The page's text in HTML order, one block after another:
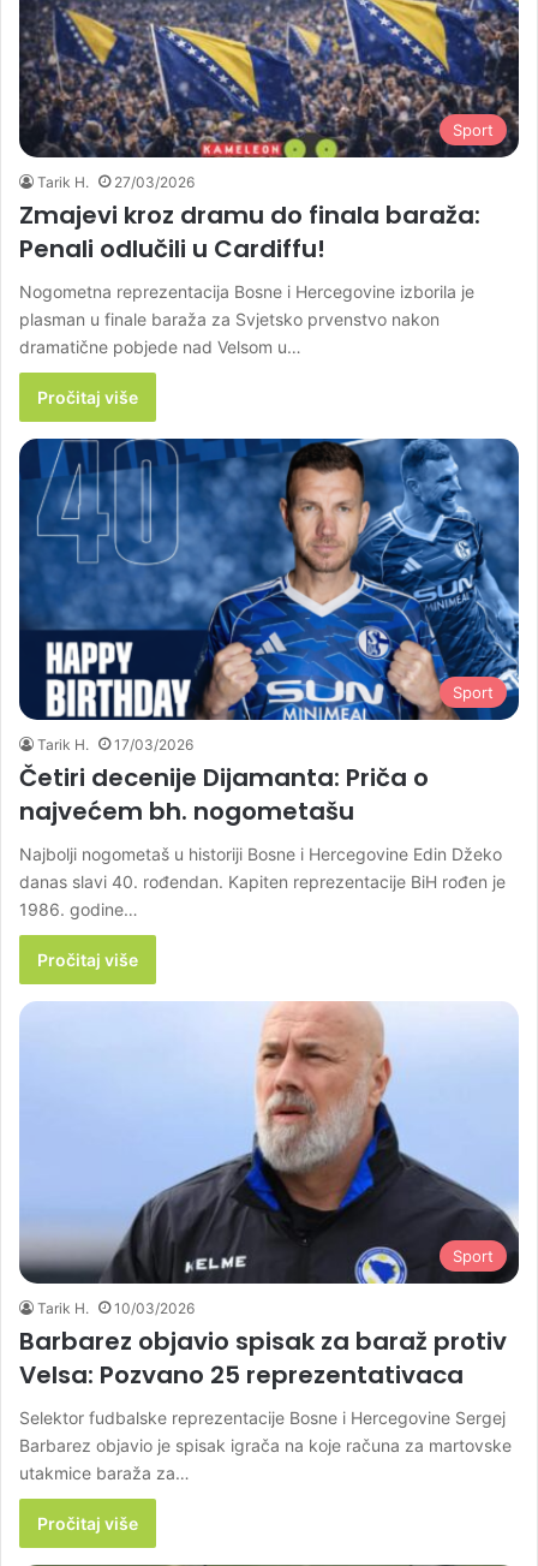
Sport
Tarik H. 27/03/2026
Zmajevi kroz dramu do finala baraža:
Penali odlučili u Cardiffu!
Nogometna reprezentacija Bosne i Hercegovine izborila je
plasman u finale baraža za Svjetsko prvenstvo nakon
dramatične pobjede nad Velsom u…
Pročitaj više
Sport
Tarik H. 17/03/2026
Četiri decenije Dijamanta: Priča o
najvećem bh. nogometašu
Najbolji nogometaš u historiji Bosne i Hercegovine Edin Džeko
danas slavi 40. rođendan. Kapiten reprezentacije BiH rođen je
1986. godine…
Pročitaj više
Sport
Tarik H. 10/03/2026
Barbarez objavio spisak za baraž protiv
Velsa: Pozvano 25 reprezentativaca
Selektor fudbalske reprezentacije Bosne i Hercegovine Sergej
Barbarez objavio je spisak igrača na koje računa za martovske
utakmice baraža za…
Pročitaj više